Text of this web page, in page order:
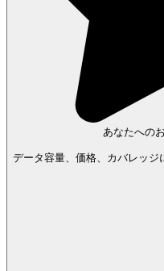
あなたへの
データ容量、価格、カバレッジ